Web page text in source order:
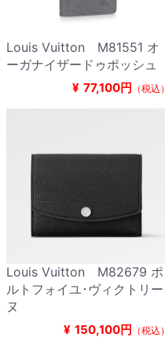
Louis Vuitton M81551 オ
ーガナイザードゥポッシュ
¥ 77,100円 （税込）
Louis Vuitton M82679 ポ
ルトフォイユ･ヴィクトリー
ヌ
¥ 150,100円 （税込）